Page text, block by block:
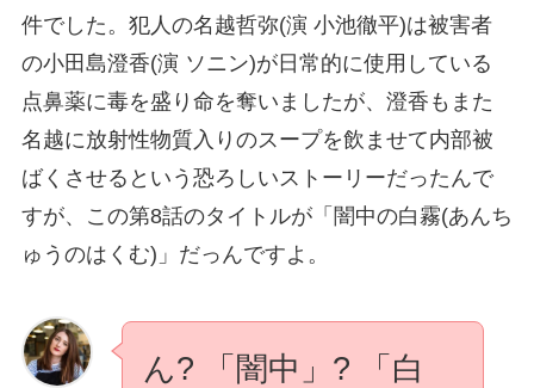
件でした。犯人の名越哲弥(演 小池徹平)は被害者
の小田島澄香(演 ソニン)が日常的に使用している
点鼻薬に毒を盛り命を奪いましたが、澄香もまた
名越に放射性物質入りのスープを飲ませて内部被
ばくさせるという恐ろしいストーリーだったんで
すが、この第8話のタイトルが「闇中の白霧(あんち
ゅうのはくむ)」だっんですよ。
ん? 「闇中」? 「白